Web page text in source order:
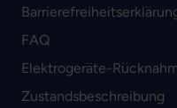
FAQ
Elektrogeräte-
Zustandsbeschreibung